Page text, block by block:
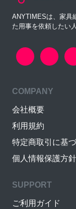
ANYTIMESは、家具
た用事を依頼したい
COMPANY
会社概要
利用規約
特定商取引に基
個人情報保護方針
SUPPORT
ご利用ガイド